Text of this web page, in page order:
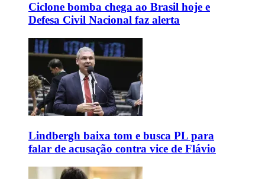
Ciclone bomba chega ao Brasil hoje e
Defesa Civil Nacional faz alerta
Lindbergh baixa tom e busca PL para
falar de acusação contra vice de Flávio